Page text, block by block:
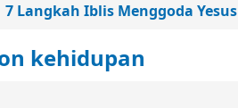
7 Langkah Iblis Menggoda Yesus
kehidupan